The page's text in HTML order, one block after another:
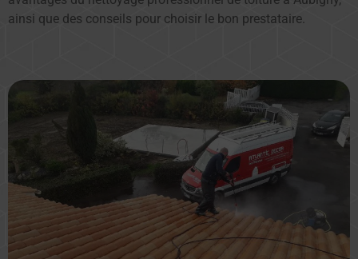
ainsi que des conseils pour choisir le bon prestataire.